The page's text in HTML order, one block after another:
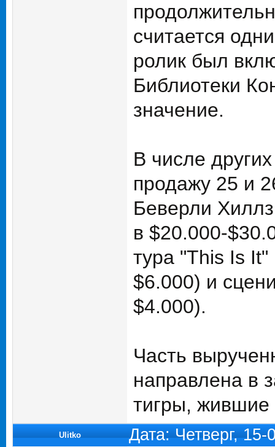
считается
ролик был
Библиотеки
значение.
В числе
продажу 25 и
Беверли
в $20.000-
тура "This Is
$6.000) и
$4.000).
Часть
направлена в
тигры, жившие
Ulitko Дата: Четверг,